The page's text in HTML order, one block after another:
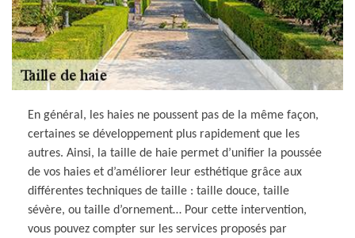
En général, les haies ne poussent pas de la même façon,
certaines se développement plus rapidement que les
autres. Ainsi, la taille de haie permet d’unifier la poussée
de vos haies et d’améliorer leur esthétique grâce aux
différentes techniques de taille : taille douce, taille
sévère, ou taille d’ornement… Pour cette intervention,
vous pouvez compter sur les services proposés par